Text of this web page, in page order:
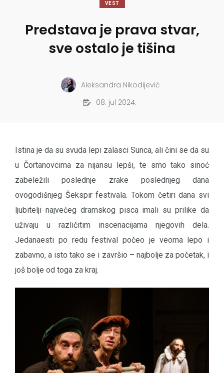
VEST
Predstava je prava stvar,
sve ostalo je tišina
Aleksandra Nikodijević
08. jul 2024.
Istina je da su svuda lepi zalasci Sunca, ali čini se da su
u Čortanovcima za nijansu lepši, te smo tako sinoć
zabeležili poslednje zrake poslednjeg dana
ovogodišnjeg Šekspir festivala. Tokom četiri dana svi
ljubitelji najvećeg dramskog pisca imali su prilike da
uživaju u različitim inscenacijama njegovih dela.
Jedanaesti po redu festival počeo je veoma lepo i
zabavno, a isto tako se i završio – najbolje za početak, i
još bolje od toga za kraj.